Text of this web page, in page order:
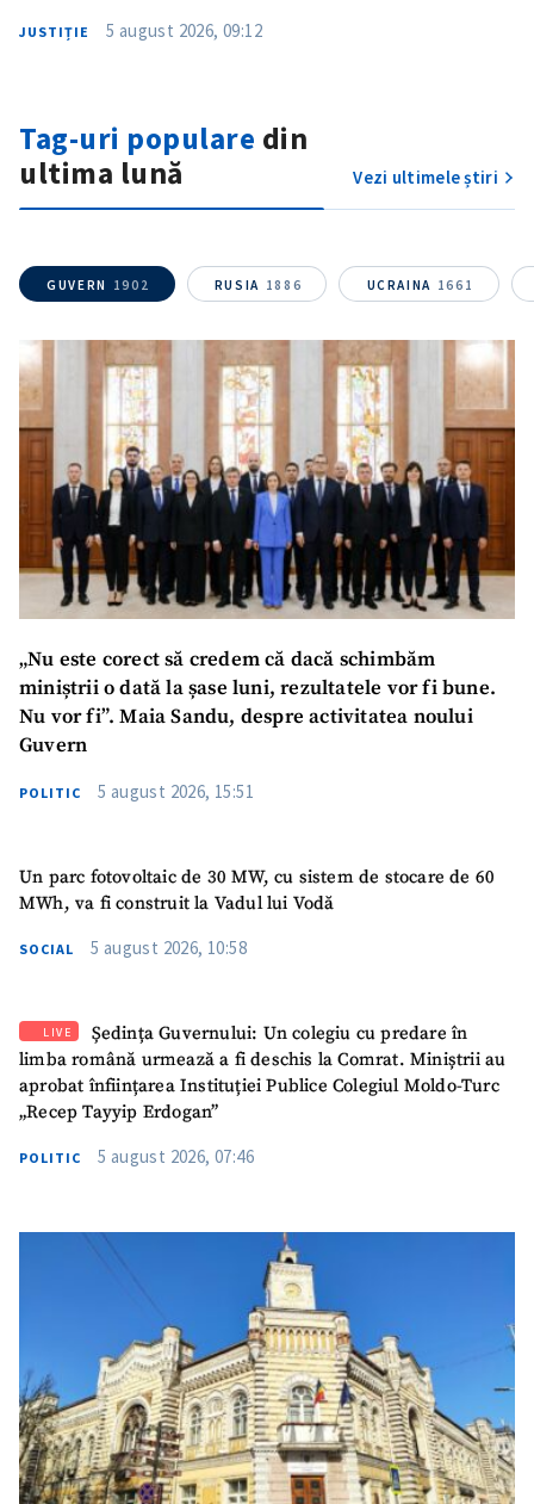
SUSȚINE
JUSTIȚIE 5 august 2026, 09:12
Tag-uri populare din
ultima lună
Vezi ultimele știri
GUVERN 1902 RUSIA 1886 UCRAINA 1661
„Nu este corect să credem că dacă schimbăm
miniștrii o dată la șase luni, rezultatele vor fi bune.
Nu vor fi”. Maia Sandu, despre activitatea noului
Guvern
POLITIC 5 august 2026, 15:51
Un parc fotovoltaic de 30 MW, cu sistem de stocare de 60
MWh, va fi construit la Vadul lui Vodă
SOCIAL 5 august 2026, 10:58
LIVE
Ședința Guvernului: Un colegiu cu predare în
limba română urmează a fi deschis la Comrat. Miniștrii au
aprobat înființarea Instituției Publice Colegiul Moldo-Turc
„Recep Tayyip Erdogan”
POLITIC 5 august 2026, 07:46
Fotografie
+ Încarcă imagine
Mesajul știrei
CONTACT SURSĂ
Sursă anonimă
Nume+ Numele meu
Email+ Emailul meu
Telefon
+ Telefon personal
Am citit și sunt de
acord cupolitica de
TRIMITE ȘTIREA